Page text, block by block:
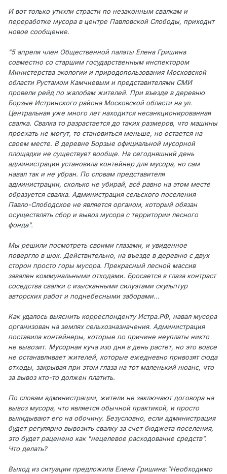
И вот только утихли страсти по незаконным свалкам и
переработке мусора в центре Павловской Слободы, приходит
новое сообщение.
"5 апреля член Общественной палаты Елена Гришина
совместно со старшим государственным инспектором
Министерства экологии и природопользования Московской
области Рустамом Камчиевым и представителями СМИ
провели рейд по жалобам жителей. При въезде в деревню
Борзые Истринского района Московской области на ул.
Центральная уже много лет находится несанкционированная
свалка. Свалка то разрастается до таких размеров, что машины
проехать не могут, то становиться меньше, но остается на
своем месте. В деревне Борзые официальной мусорной
площадки не существует вообще. На сегодняшний день
администрация установила контейнер для мусора, но сам
навал так и не убран. По словам представителя
администрации, сколько не убирай, всё равно на этом месте
образуется свалка. Администрация сельского поселения
Павло-Слободское не является органом, который обязан
осуществлять сбор и вывоз мусора с территории лесного
фонда".
Мы решили посмотреть своими глазами, и увиденное
повергло в шок. Действительно, на въезде в деревню с двух
сторон просто горы мусора. Прекрасный лесной массив
завален коммунальными отходами. Бросается в глаза контраст
соседства свалки с изысканными силуэтами скульптур
авторских работ и поднебесными заборами...
Как удалось выяснить корреспонденту Истра.РФ, навал мусора
организован на землях сельхозназначения. Администрация
поставила контейнеры, которые по причине неуплаты никто
не вывозит. Мусорная куча изо дня в день растет, но это вовсе
не останавливает жителей, которые ежедневно привозят сюда
отходы, закрывая при этом глаза на тот маленький нюанс, что
за вывоз кто-то должен платить.
По словам администрации, жители не заключают договора на
вывоз мусора, что является обычной практикой, и просто
выкидывают его на обочину. Безусловно, если администрация
будет регулярно вывозить свалку за счет бюджета поселения,
это будет раценено как "нецелевое расходование средств".
Что делать?
Выход из ситуации предложила Елена Гришина:"Необходимо